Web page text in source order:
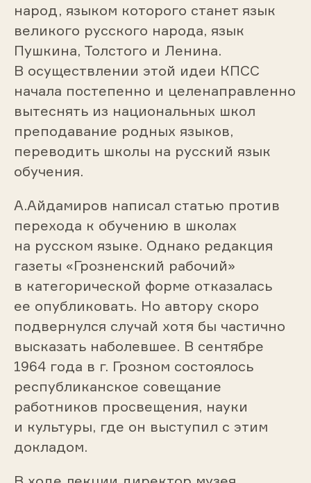
народ, языком которого станет язык
великого русского народа, язык
Пушкина, Толстого и Ленина.
В осуществлении этой идеи КПСС
начала постепенно и целенаправленно
вытеснять из национальных школ
преподавание родных языков,
переводить школы на русский язык
обучения.
А.Айдамиров написал статью против
перехода к обучению в школах
на русском языке. Однако редакция
газеты «Грозненский рабочий»
в категорической форме отказалась
ее опубликовать. Но автору скоро
подвернулся случай хотя бы частично
высказать наболевшее. В сентябре
1964 года в г. Грозном состоялось
республиканское совещание
работников просвещения, науки
и культуры, где он выступил с этим
докладом.